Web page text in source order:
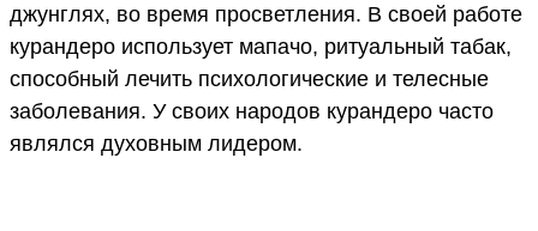
джунглях, во время просветления. В своей работе
курандеро использует мапачо, ритуальный табак,
способный лечить психологические и телесные
заболевания. У своих народов курандеро часто
являлся духовным лидером.